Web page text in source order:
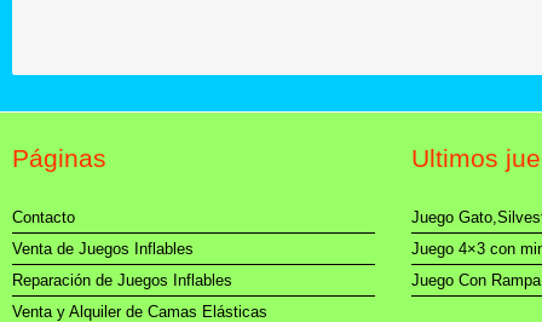
Páginas
Contacto
Venta de Juegos Inflables
Reparación de Juegos Inflables
Venta y Alquiler de Camas Elásticas
Últimos
Juego
Juego 4×3 con
Juego Con